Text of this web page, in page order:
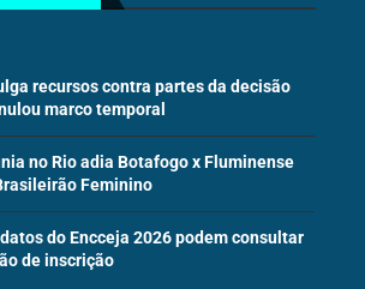
recursos contra partes da decisão
marco temporal
no Rio adia Botafogo x Fluminense
Feminino
do Encceja 2026 podem consultar
de inscrição